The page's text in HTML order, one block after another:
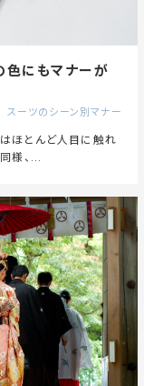
色にもマナーが
スーツのシーン別マナー
ほとんど人目に触れ
様、...